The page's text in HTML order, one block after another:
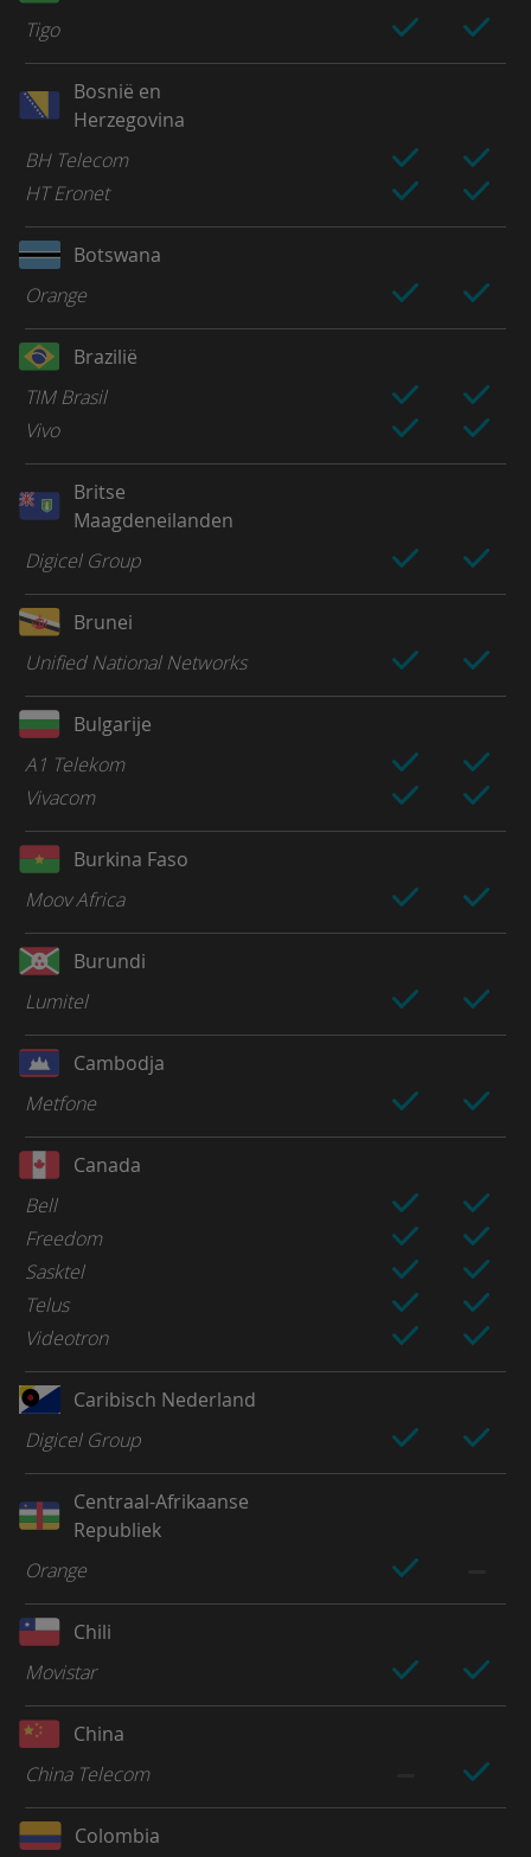
Tigo
Bosnië en
Herzegovina
BH Telecom
HT Eronet
Botswana
Orange
Brazilië
TIM Brasil
Vivo
Britse
Maagdeneilanden
Digicel Group
Brunei
Unified National Networks
Bulgarije
A1 Telekom
Vivacom
Burkina Faso
Moov Africa
Burundi
Lumitel
Cambodja
Metfone
Canada
Bell
Freedom
Sasktel
Telus
Videotron
Caribisch Nederland
Digicel Group
Centraal-Afrikaanse
Republiek
Orange
Chili
Movistar
China
China Telecom
Colombia